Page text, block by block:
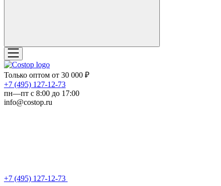
Только оптом от 30 000 ₽
‎+7 (495) 127-12-73
пн—пт с 8:00 до 17:00
info@costop.ru
‎+7 (495) 127-12-73